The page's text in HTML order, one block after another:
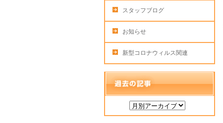
スタッフブログ
お知らせ
新型コロナウィルス関連